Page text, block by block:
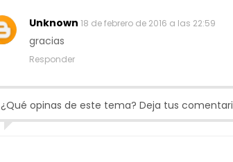
Unknown 18 de febrero de 2016 a las 22:59
gracias
Responder
¿Qué opinas de este tema? Deja tus